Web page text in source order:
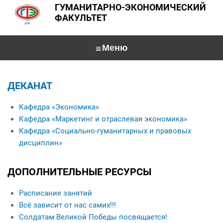
ГУМАНИТАРНО-ЭКОНОМИЧЕСКИЙ
ФАКУЛЬТЕТ
О факультете
Деканат
Кафедра «Экономика»
Кафедра «Маркетинг и отраслевая экономика»
Именные стипендиаты
Контакты
Кураторы учебных групп
Специальности
Абитуриентам
Общежитие
Экскурсия по факультету
Перечень специализированных модулей по выбору студента по социально-
гуманитарным дисциплинам
Психология управления
Общежитие
Конференции
For foreign applicants
Interview with a teacher
ДЕКАНАТ
Кафедра «Экономика»
Кафедра «Маркетинг и отраслевая экономика»
Кафедра «Социально-гуманитарных и правовых
дисциплин»
ДОПОЛНИТЕЛЬНЫЕ РЕСУРСЫ
Расписание занятий
Всё зависит от нас самих!!!
Солдатам Великой Победы посвящается!